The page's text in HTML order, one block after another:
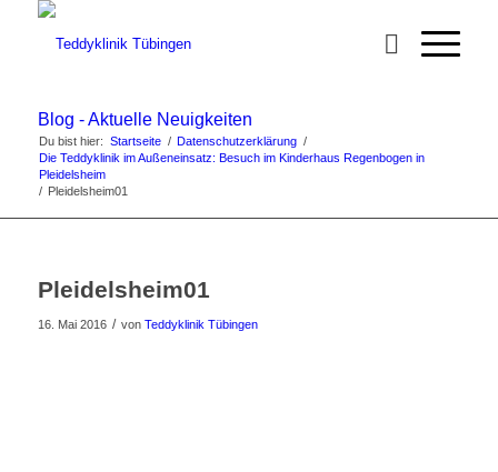
Blog - Aktuelle Neuigkeiten
Du bist hier: Startseite / Datenschutzerklärung /
Die Teddyklinik im Außeneinsatz: Besuch im Kinderhaus Regenbogen in
Pleidelsheim
/ Pleidelsheim01
Pleidelsheim01
16. Mai 2016 / von Teddyklinik Tübingen